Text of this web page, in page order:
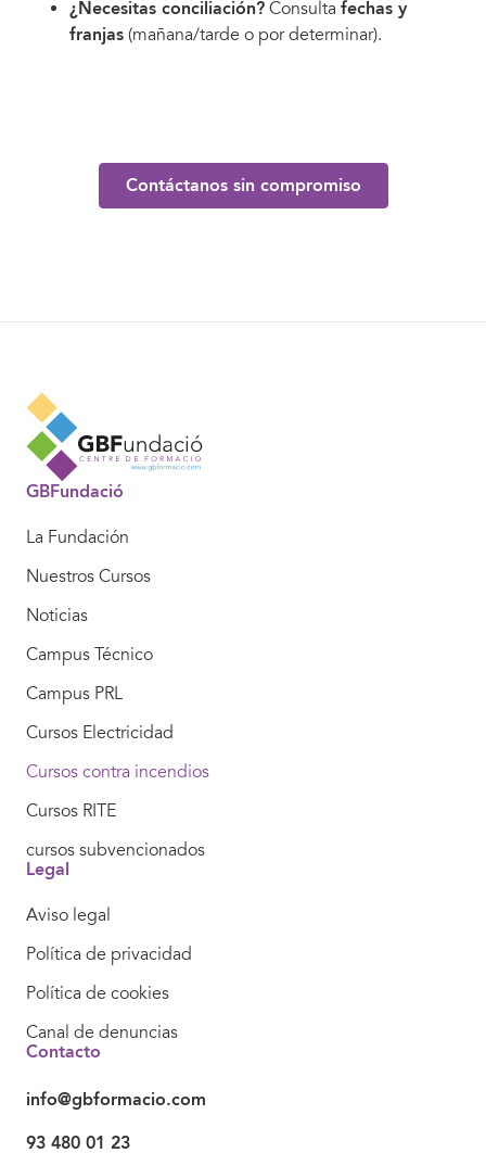
¿Necesitas conciliación? Consulta fechas y
franjas (mañana/tarde o por determinar).
Contáctanos sin compromiso
GBFundació
La Fundación
Nuestros Cursos
Noticias
Campus Técnico
Campus PRL
Cursos Electricidad
Cursos contra incendios
Cursos RITE
cursos subvencionados
Legal
Aviso legal
Política de privacidad
Política de cookies
Canal de denuncias
Contacto
info@gbformacio.com
93 480 01 23